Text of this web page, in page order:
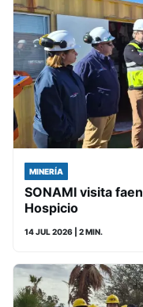
MINERÍA
SONAMI visita
Hospicio
14 JUL 2026 | 2 MIN.